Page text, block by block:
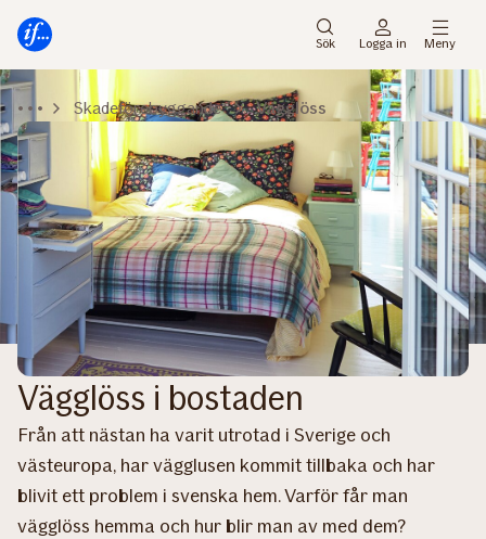
direkt
sidans
huvudmenyn
direkt
sidans
innehåll
Sök Logga in Meny
Skadeförebyggande Vägglöss
Vägglöss i bostaden
Från att nästan ha varit utrotad i Sverige och
västeuropa, har vägglusen kommit tillbaka och har
blivit ett problem i svenska hem. Varför får man
vägglöss hemma och hur blir man av med dem?